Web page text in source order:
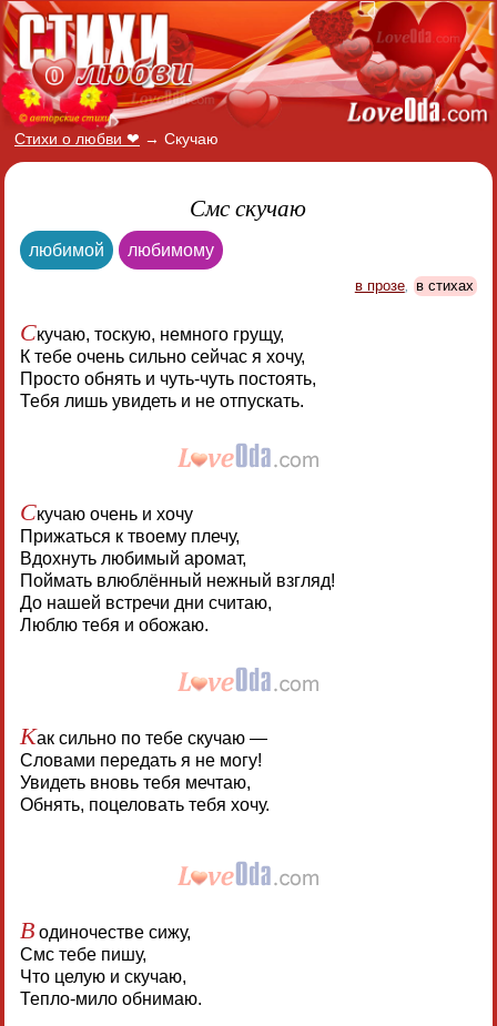
Стихи о любви ❤ → Скучаю
Смс скучаю
любимой любимому
в прозе, в стихах
Скучаю, тоскую, немного грущу,
К тебе очень сильно сейчас я хочу,
Просто обнять и чуть-чуть постоять,
Тебя лишь увидеть и не отпускать.
Скучаю очень и хочу
Прижаться к твоему плечу,
Вдохнуть любимый аромат,
Поймать влюблённый нежный взгляд!
До нашей встречи дни считаю,
Люблю тебя и обожаю.
Как сильно по тебе скучаю —
Словами передать я не могу!
Увидеть вновь тебя мечтаю,
Обнять, поцеловать тебя хочу.
Водиночестве сижу,
Смс тебе пишу,
Что целую и скучаю,
Тепло-мило обнимаю.